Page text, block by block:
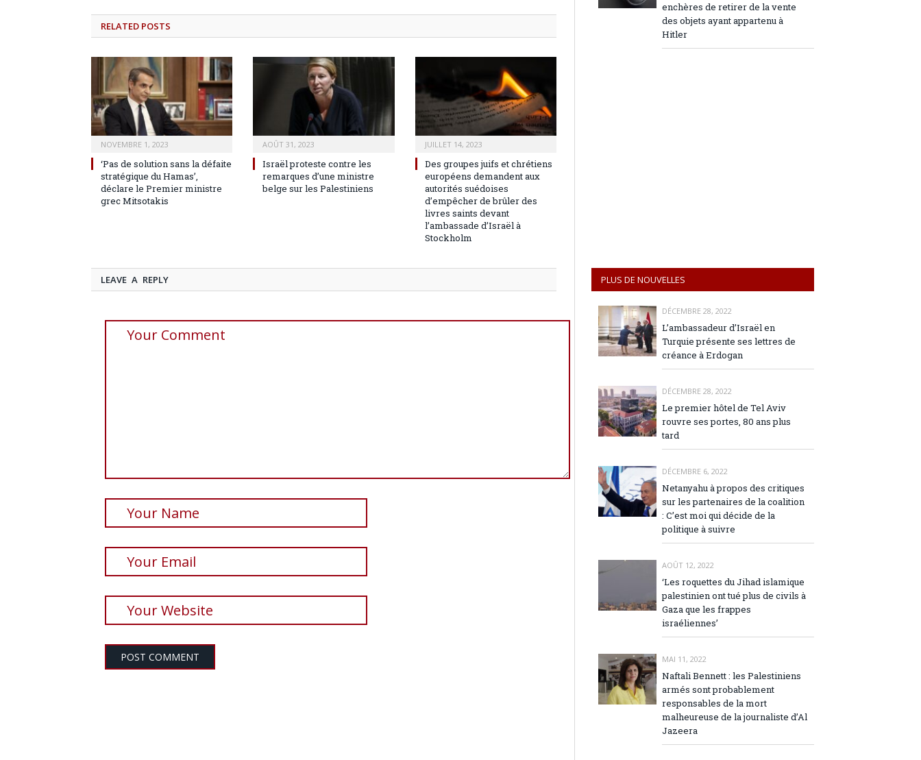
RELATED POSTS
NOVEMBRE 1, 2023
‘Pas de solution sans la défaite
stratégique du Hamas’,
déclare le Premier ministre
grec Mitsotakis
AOÛT 31, 2023
Israël proteste contre les
remarques d’une ministre
belge sur les Palestiniens
JUILLET 14, 2023
Des groupes juifs et chrétiens
européens demandent aux
autorités suédoises
d’empêcher de brûler des
livres saints devant
l’ambassade d’Israël à
Stockholm
LEAVE A REPLY
enchères de retirer de la vente
des objets ayant appartenu à
Hitler
PLUS DE NOUVELLES
DÉCEMBRE 28, 2022
L’ambassadeur d’Israël en
Turquie présente ses lettres de
créance à Erdogan
DÉCEMBRE 28, 2022
Le premier hôtel de Tel Aviv
rouvre ses portes, 80 ans plus
tard
DÉCEMBRE 6, 2022
Netanyahu à propos des critiques
sur les partenaires de la coalition
: C’est moi qui décide de la
politique à suivre
AOÛT 12, 2022
‘Les roquettes du Jihad islamique
palestinien ont tué plus de civils à
Gaza que les frappes
israéliennes’
MAI 11, 2022
Naftali Bennett : les Palestiniens
armés sont probablement
responsables de la mort
malheureuse de la journaliste d’Al
Jazeera